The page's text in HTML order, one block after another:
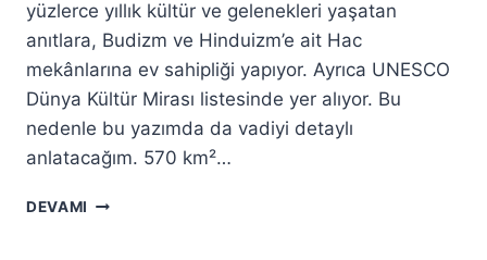
yüzlerce yıllık kültür ve gelenekleri yaşatan
anıtlara, Budizm ve Hinduizm’e ait Hac
mekânlarına ev sahipliği yapıyor. Ayrıca UNESCO
Dünya Kültür Mirası listesinde yer alıyor. Bu
nedenle bu yazımda da vadiyi detaylı
anlatacağım. 570 km²…
DEVAMI KATHMANDU